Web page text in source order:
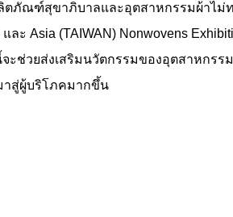
ภัณฑ์สุขาภิบาลและอุตสาหกรรมผ้าไม่ท
Asia (TAIWAN) Nonwovens
ช่วยส่งเสริมนวัตกรรมของอุตสาหกรร
าสู่ผู้บริโภคมากขึ้น